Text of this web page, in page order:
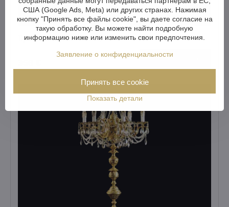
Бра из латуни AN215
Визуализировать
США (Google Ads, Meta) или других странах. Нажимая
кнопку "Принять все файлы cookie", вы даете согласие на
такую обработку. Вы можете найти подробную
информацию ниже или изменить свои предпочтения.
Заявление о конфиденциальности
Показать детали
Принять все cookie